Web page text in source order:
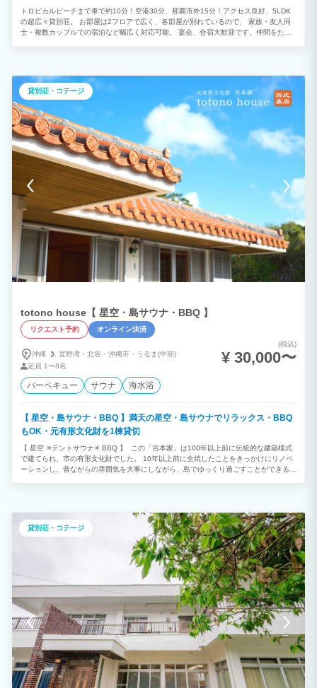
トロピカルビーチまで車で約10分！空港30分、那覇市外15分！アクセス良好、5LDK
の超広々貸別荘。 お部屋は2フロアで広く、各部屋が別れているので、 家族・友人同
士・複数カップルでの宿泊など幅広く対応可能。 宴会、合宿大歓迎です。仲間をたく
存分盛り上がることができます。 ★130㎡の広々としたメゾネットタイプで使い方自
由自在！★ 5寝室ある広々とした別荘なので、多様なご利用目的でご利用いただけま
す。 合宿や研修など大人数でのご利用大歓迎です。
貸別荘・コテージ
totono house【 星空・島サウナ・BBQ 】
リクエスト予約 オンライン決済
沖縄 宜野湾・ 北谷・ 沖縄市・ うるま(中部)
定員 1〜8名
(税込)
¥ 30,000〜
バーベキュー サウナ 海水浴
【 星空・島サウナ・BBQ 】満天の星空・島サウナでリラックス・BBQ
もOK・元有形文化財を1棟貸切
【 星空 ✳︎テントサウナ✳︎ BBQ 】 この「吉本家」は100年以上前に伝統的な建築様式
で建てられ、市の有形文化財でした。 10年以上前に全焼したことをきっかけにリノベ
ーションし、昔ながらの雰囲気を大事にしながら、島でゆっくり過ごすことができる「
ばコンビニやスーパーもあり買い物に便利です。 専用の無料駐車場とWi-Fiもあり、ビ
ジネスやリゾートでの利用におすすめです。 キッチンでは自炊することができ、住む
ように滞在することができる設備が充実しており、ロングステイもおすすめです。 沖
縄の中部に位置するので、北や南へアクセスが便利です。 ■オプション■ ※有料 ・島
サウナ（テントサウナ） ・BBQ機材セット ・BBQ食材&機材セット ・マリンアクティ
ビティ ※オプション希望の際はご予約時に料金等メッセージにてご連絡ください
貸別荘・コテージ